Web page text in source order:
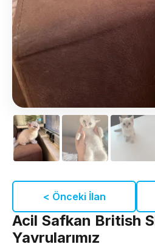
< Önceki İlan
Acil Safkan British
Yavrularımız